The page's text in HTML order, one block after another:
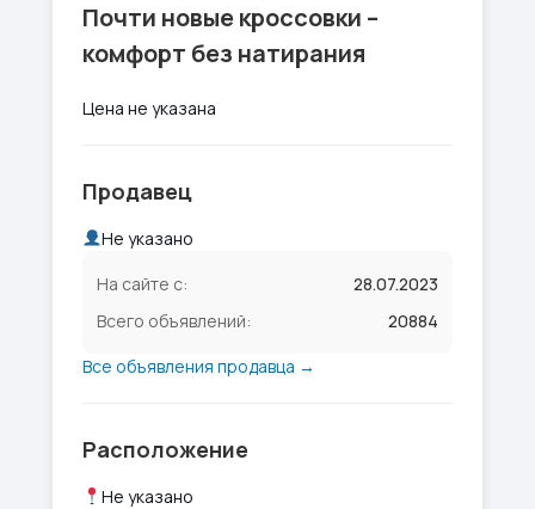
Почти новые кроссовки –
комфорт без натирания
Цена не указана
Продавец
Не указано
На сайте с:
28.07.2023
Всего объявлений:
20884
Все объявления продавца →
Расположение
Не указано